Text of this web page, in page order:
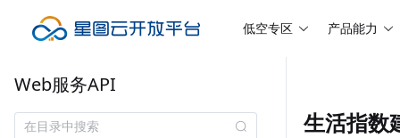
低空专区 产品能力
Web服务API
生活指数